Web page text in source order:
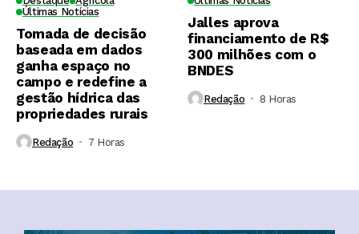
Últimas Notícias
Tomada de decisão
baseada em dados
ganha espaço no
campo e redefine a
gestão hídrica das
propriedades rurais
Redação 7 Horas ⁮
Jalles aprova
financiamento de R$
300 milhões com o
BNDES
Redação 8 Horas ⁮